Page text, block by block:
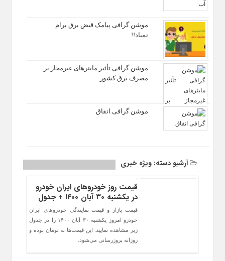
موشن گرافی پیامک قبض برق برام
نمیاد!!
موشن گرافی تأثیر ماینرهای غیرمجاز بر
مصرف برق کشور
موشن گرافی انفاق
آرشیو دسته:ویژه خبری
قیمت روز خودرو‌های ایران خودرو
در یکشنبه ۳۰ آبان ۱۴۰۰ + جدول
قیمت بازار و قیمت نمایندگی خودرو‌های ایران
خودرو امروز یکشنبه ۳۰ آبان ۱۴۰۰ را در جدول
زیر مشاهده نمایید. این قیمت‌ها به تومان بوده و
روزانه بروزرسانی می‌شود.